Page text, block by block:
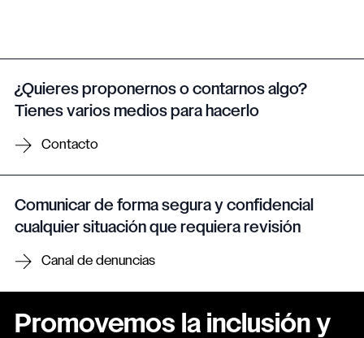
¿Quieres proponernos o contarnos algo?
Tienes varios medios para hacerlo
Contacto
Comunicar de forma segura y confidencial
cualquier situación que requiera revisión
Canal de denuncias
Promovemos la inclusión y